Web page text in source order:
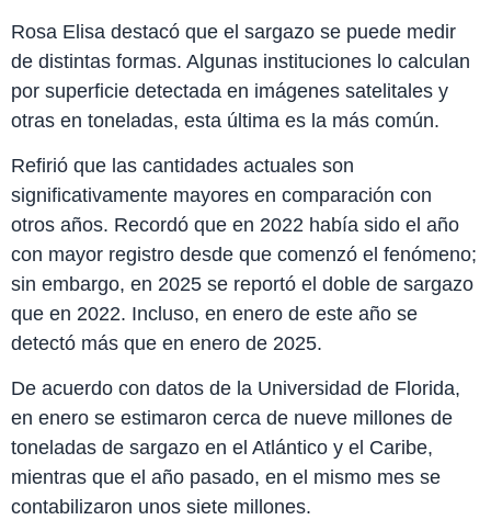
Rosa Elisa destacó que el sargazo se puede medir
de distintas formas. Algunas instituciones lo calculan
por superficie detectada en imágenes satelitales y
otras en toneladas, esta última es la más común.
Refirió que las cantidades actuales son
significativamente mayores en comparación con
otros años. Recordó que en 2022 había sido el año
con mayor registro desde que comenzó el fenómeno;
sin embargo, en 2025 se reportó el doble de sargazo
que en 2022. Incluso, en enero de este año se
detectó más que en enero de 2025.
De acuerdo con datos de la Universidad de Florida,
en enero se estimaron cerca de nueve millones de
toneladas de sargazo en el Atlántico y el Caribe,
mientras que el año pasado, en el mismo mes se
contabilizaron unos siete millones.